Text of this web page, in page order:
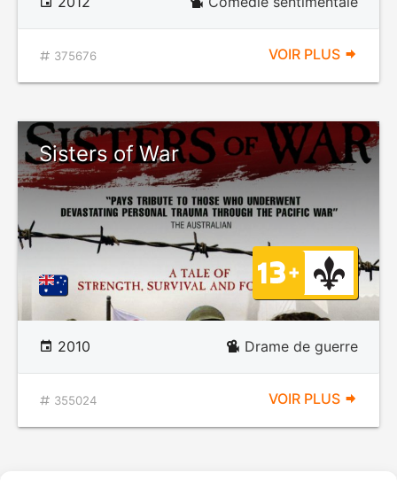
375676 VOIR PLUS
Sisters of War
2010 Drame de guerre
355024 VOIR PLUS